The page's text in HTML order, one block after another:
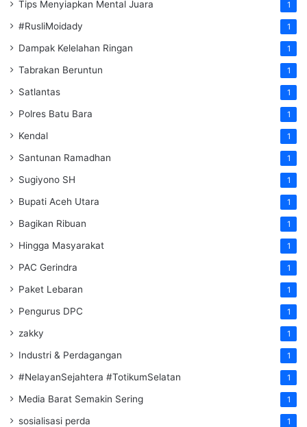
Tips Menyiapkan Mental Juara 1
#RusliMoidady 1
Dampak Kelelahan Ringan 1
Tabrakan Beruntun 1
Satlantas 1
Polres Batu Bara 1
Kendal 1
Santunan Ramadhan 1
Sugiyono SH 1
Bupati Aceh Utara 1
Bagikan Ribuan 1
Hingga Masyarakat 1
PAC Gerindra 1
Paket Lebaran 1
Pengurus DPC 1
zakky 1
Industri & Perdagangan 1
#NelayanSejahtera #TotikumSelatan 1
Media Barat Semakin Sering 1
sosialisasi perda 1